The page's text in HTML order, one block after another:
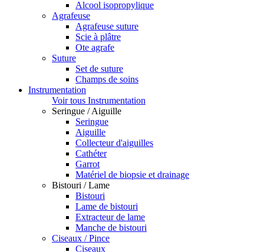
Alcool isopropylique
Agrafeuse
Agrafeuse suture
Scie à plâtre
Ote agrafe
Suture
Set de suture
Champs de soins
Instrumentation
Voir tous Instrumentation
Seringue / Aiguille
Seringue
Aiguille
Collecteur d'aiguilles
Cathéter
Garrot
Matériel de biopsie et drainage
Bistouri / Lame
Bistouri
Lame de bistouri
Extracteur de lame
Manche de bistouri
Ciseaux / Pince
Ciseaux